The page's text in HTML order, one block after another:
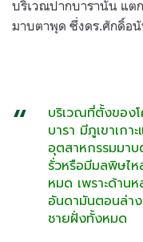
บริเวณปากบารานั้น แต
มาบตาพุด ซึ่งดร.ศักดิ์อ
บริเวณที่ตั้งของ
บารา มีภูเขาเก
อุตสาหกรรมมา
รั่วหรือมีมลพิษไ
หมด เพราะด้าน
อันดามันตอนล่า
ชายฝั่งทั้งหมด